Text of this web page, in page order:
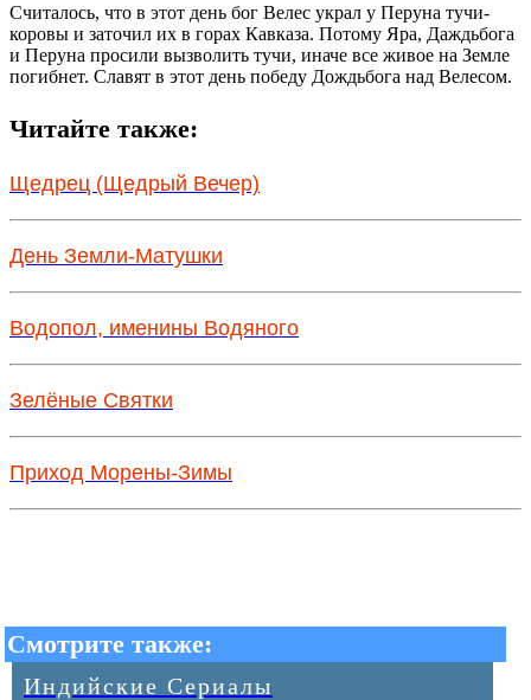
Считалось, что в этот день бог Велес украл у Перуна тучи-
коровы и заточил их в горах Кавказа. Потому Яра, Даждьбога
и Перуна просили вызволить тучи, иначе все живое на Земле
погибнет. Славят в этот день победу Дождьбога над Велесом.
Читайте также:
Щедрец (Щедрый Вечер)
День Земли-Матушки
Водопол, именины Водяного
Зелёные Святки
Приход Морены-Зимы
Смотрите также:
Индийские Сериалы